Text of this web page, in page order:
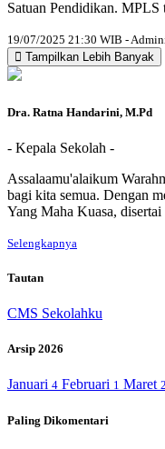
Satuan Pendidikan. MPLS
19/07/2025 21:30 WIB -
Tampilkan Lebih Banyak
Dra. Ratna Handarini, M.Pd
- Kepala Sekolah -
Assalaamu'alaikum
bagi kita semua. Dengan
Yang Maha Kuasa,
Selengkapnya
Tautan
CMS Sekolahku
Arsip 2026
Januari 4 Februari 1 Maret 2
Paling Dikomentari